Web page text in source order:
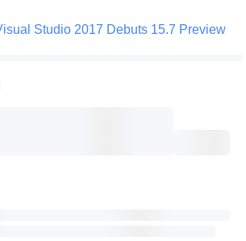
Studio 2017 Debuts 15.7 Preview